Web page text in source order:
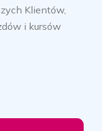
Klientów,
i kursów